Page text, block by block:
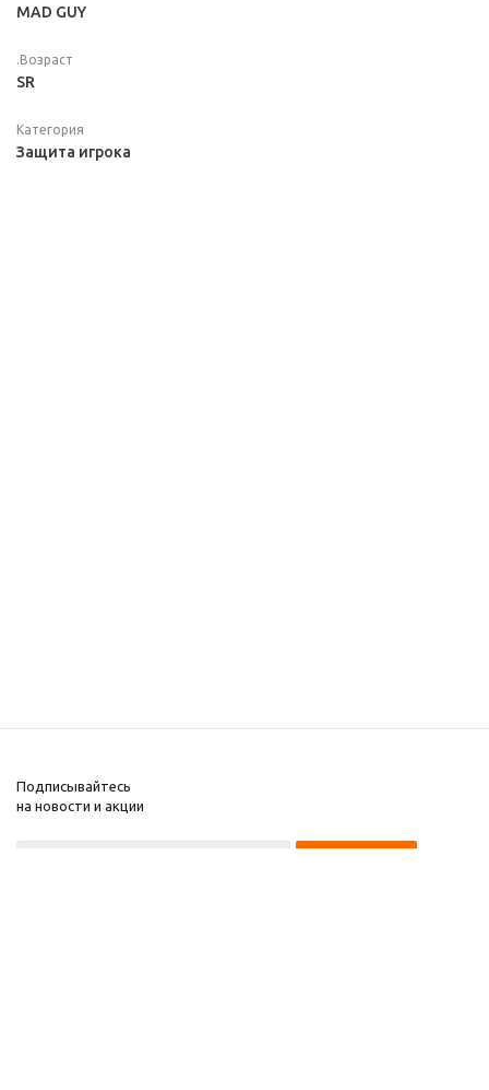
MAD GUY
.Возраст
SR
Категория
Защита игрока
Подписывайтесь
на новости и акции